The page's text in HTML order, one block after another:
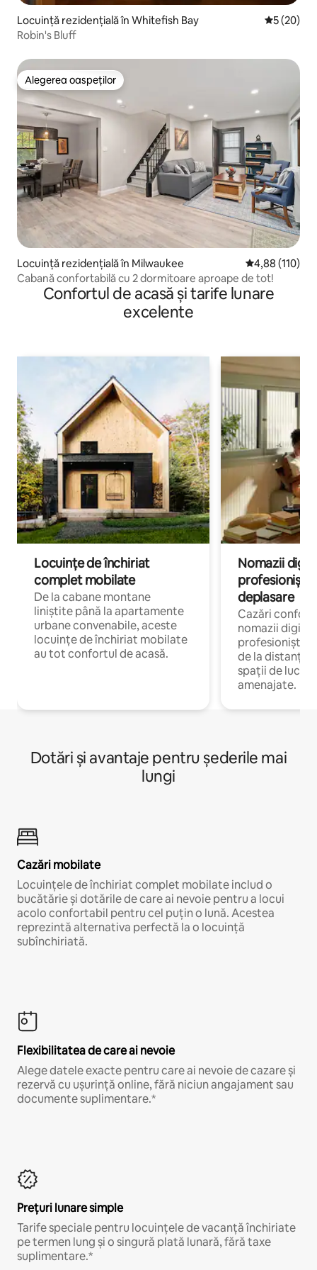
Locuință rezidențială în Whitefish Bay Scor
5 (20)
Robin's Bluff
Alegerea oaspeților
Alegerea oaspeților
Locuință rezidențială în Milwaukee Scor mediu
4,88 (110)
Cabană confortabilă cu 2 dormitoare aproape de tot!
Confortul de acasă și tarife lunare
excelente
Locuințe de închiriat
complet mobilate
De la cabane montane
liniștite până la apartamente
urbane convenabile, aceste
locuințe de închiriat mobilate
au tot confortul de acasă.
Nomazii
profesioniștii
deplasare
Cazări
nomazii
profesioniștii
de la distanță,
spații de lucru
amenajate.
Dotări și avantaje pentru șederile mai
lungi
Cazări mobilate
Locuințele de închiriat complet mobilate includ o
bucătărie și dotările de care ai nevoie pentru a locui
acolo confortabil pentru cel puțin o lună. Acestea
reprezintă alternativa perfectă la o locuință
subînchiriată.
Flexibilitatea de care ai nevoie
Alege datele exacte pentru care ai nevoie de cazare și
rezervă cu ușurință online, fără niciun angajament sau
documente suplimentare.*
Prețuri lunare simple
Tarife speciale pentru locuințele de vacanță închiriate
pe termen lung și o singură plată lunară, fără taxe
suplimentare.*